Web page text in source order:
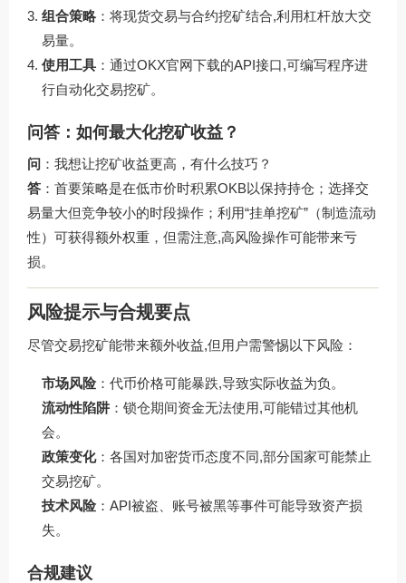
组合策略 ：将现货交易与合约挖矿结合,利用杠杆放大交
易量。
使用工具 ：通过OKX官网下载的API接口,可编写程序进
行自动化交易挖矿。
问答：如何最大化挖矿收益？
问 ：我想让挖矿收益更高，有什么技巧？
答 ：首要策略是在低市价时积累OKB以保持持仓；选择交
易量大但竞争较小的时段操作；利用“挂单挖矿”（制造流动
性）可获得额外权重，但需注意,高风险操作可能带来亏
损。
风险提示与合规要点
尽管交易挖矿能带来额外收益,但用户需警惕以下风险：
市场风险：代币价格可能暴跌,导致实际收益为负。
流动性陷阱 ：锁仓期间资金无法使用,可能错过其他机
会。
政策变化：各国对加密货币态度不同,部分国家可能禁止
交易挖矿。
技术风险：API被盗、账号被黑等事件可能导致资产损
失。
合规建议